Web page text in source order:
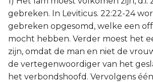
gebreken. In Leviticus. 22:22-24
gebreken opgesomd, welke een
mocht hebben. Verder moest het
zijn, omdat de man en niet de
de vertegenwoordiger van het
het verbondshoofd. Vervolgens